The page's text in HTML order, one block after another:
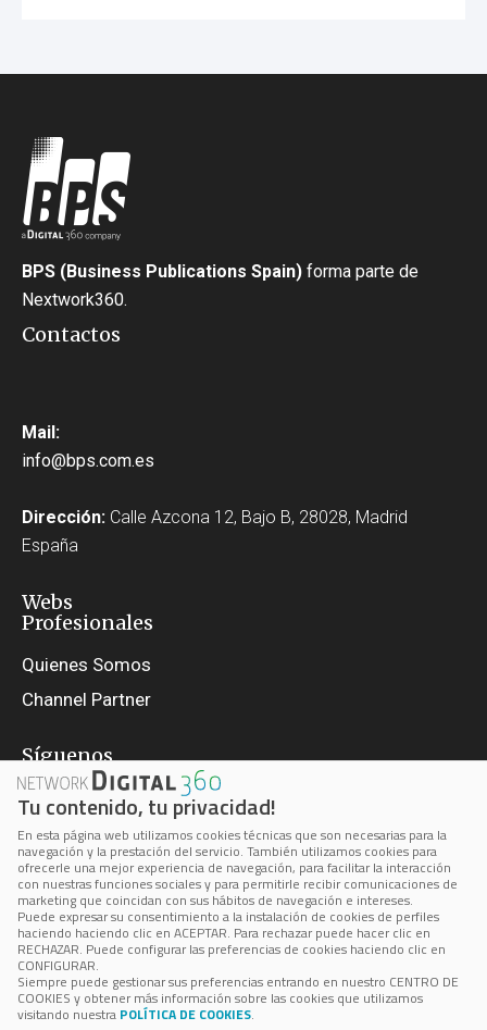
BPS (Business Publications Spain) forma parte de
Nextwork360.
Contactos
Mail:
info@bps.com.es
Dirección: Calle Azcona 12, Bajo B, 28028, Madrid
España
Webs
Profesionales
Quienes Somos
Channel Partner
Síguenos
Aviso Legal
Política de privacidad
Política de cookie
Cookie Center
Tu contenido, tu privacidad!
En esta página web utilizamos cookies técnicas que son necesarias para la
navegación y la prestación del servicio. También utilizamos cookies para
ofrecerle una mejor experiencia de navegación, para facilitar la interacción
con nuestras funciones sociales y para permitirle recibir comunicaciones de
marketing que coincidan con sus hábitos de navegación e intereses.
Puede expresar su consentimiento a la instalación de cookies de perfiles
haciendo haciendo clic en ACEPTAR. Para rechazar puede hacer clic en
RECHAZAR. Puede configurar las preferencias de cookies haciendo clic en
CONFIGURAR.
Siempre puede gestionar sus preferencias entrando en nuestro CENTRO DE
COOKIES y obtener más información sobre las cookies que utilizamos
visitando nuestra POLÍTICA DE COOKIES.